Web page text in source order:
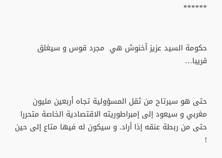
******
حكومة السيد عزيز أخنوش هي مجرد قوس و سيغلق
قريبا…
حتى هو سيرتاح من ثقل المسؤولية تجاه أربعين مليون
مغربي و سيعود إلى إمبراطوريته الاقتصادية الخاصة متحررا
حتى من ربطة عنقه إذا أراد. و سيكون له فيها متاع إلى حين
!